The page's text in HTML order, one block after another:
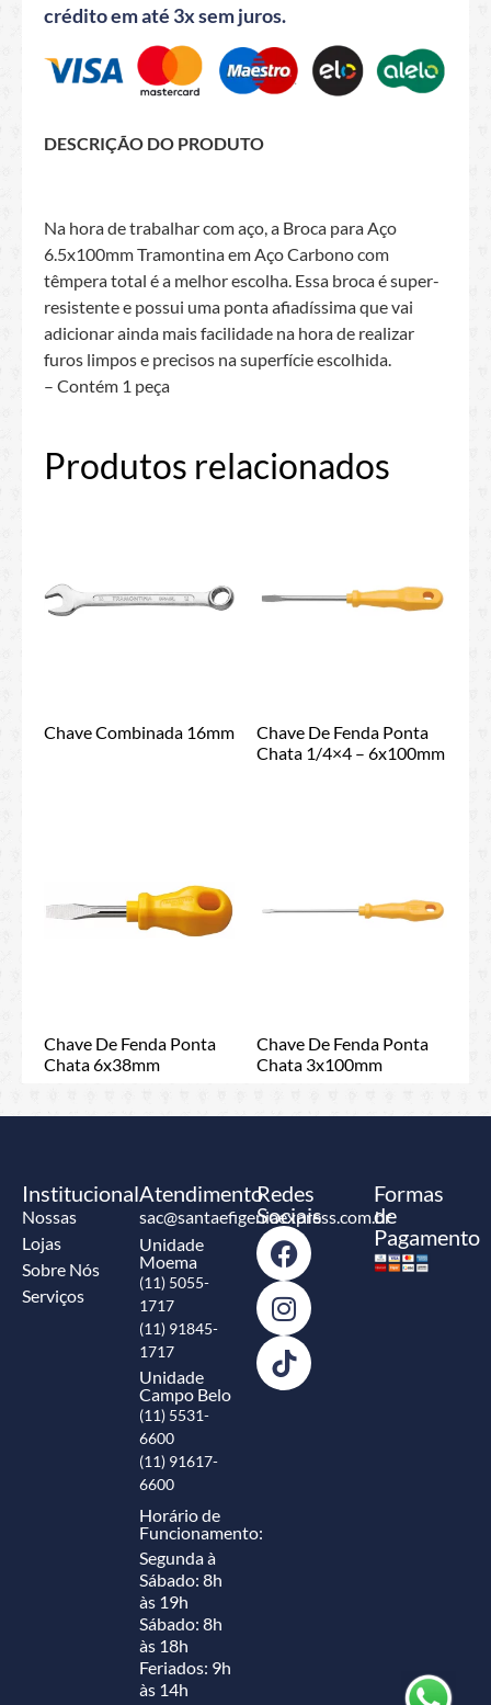
crédito em até 3x sem juros.
DESCRIÇÃO DO PRODUTO
Na hora de trabalhar com aço, a Broca para Aço
6.5x100mm Tramontina em Aço Carbono com
têmpera total é a melhor escolha. Essa broca é super-
resistente e possui uma ponta afiadíssima que vai
adicionar ainda mais facilidade na hora de realizar
furos limpos e precisos na superfície escolhida.
– Contém 1 peça
Produtos relacionados
Chave Combinada 16mm
Chave De Fenda Ponta
Chata 1/4×4 – 6x100mm
Chave De Fenda Ponta
Chata 6x38mm
Chave De Fenda Ponta
Chata 3x100mm
Institucional
Nossas
Lojas
Sobre Nós
Serviços
Atendimento
sac@santaefigeniaexpress.com.br
Unidade
Moema
(11) 5055-
1717
(11) 91845-
1717
Unidade
Campo Belo
(11) 5531-
6600
(11) 91617-
6600
Horário de
Funcionamento:
Segunda à
Sábado: 8h
às 19h
Sábado: 8h
às 18h
Feriados: 9h
às 14h
Redes
Sociais
Formas
de
Pagamento